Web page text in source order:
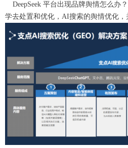
DeepSeek 平台出现品牌舆情怎么办
学去处置和优化，AI搜索的舆情优化，